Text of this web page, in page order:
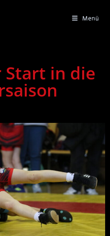
Menü
Start in die